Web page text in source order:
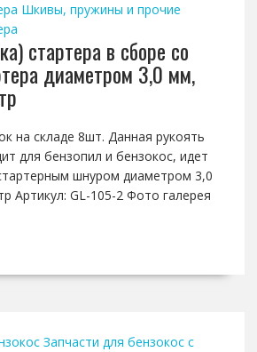
Шкивы, пружины и прочие
стартера в сборе со
диаметром 3,0 мм,
на складе 8шт. Данная рукоять
для бензопил и бензокос, идет
шнуром диаметром 3,0
Артикул: GL-105-2 Фото галерея
Запчасти для бензокос с